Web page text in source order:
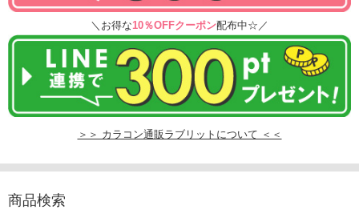
＼お得な10％OFFクーポン配布中☆／
＞＞ カラコン通販ラブリットについて ＜＜
商品検索